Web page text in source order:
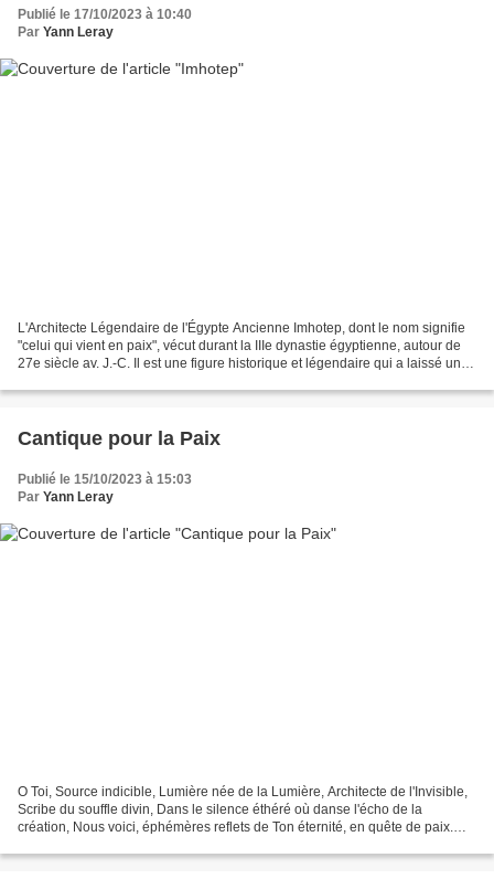
Publié le 17/10/2023 à 10:40
Par Yann Leray
L'Architecte Légendaire de l'Égypte Ancienne Imhotep, dont le nom signifie
"celui qui vient en paix", vécut durant la IIIe dynastie égyptienne, autour de
27e siècle av. J.-C. Il est une figure historique et légendaire qui a laissé une
Cantique pour la Paix
Publié le 15/10/2023 à 15:03
Par Yann Leray
O Toi, Source indicible, Lumière née de la Lumière, Architecte de l'Invisible,
Scribe du souffle divin, Dans le silence éthéré où danse l'écho de la
création, Nous voici, éphémères reflets de Ton éternité, en quête de paix.